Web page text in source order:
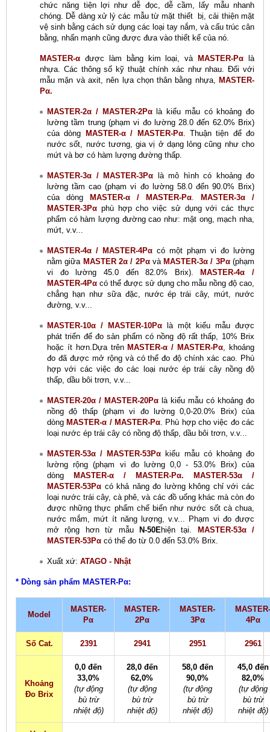
chức năng tiện lợi như dễ đọc, dễ cầm, lấy mẫu nhanh
chóng. Dễ dàng xử lý các mẫu từ mặt thiết bị, cải thiện mặt
vệ sinh bằng cách sử dụng các loại tay nắm, và cấu trúc cân
bằng, nhấn mạnh cũng được đưa vào thiết kế của nó.
MASTER-α được làm bằng kim loại, và MASTER-Pα là
nhựa. Các thông số kỹ thuật chính xác như nhau. Đối với
mẫu mặn và axit, nên lựa chọn thân bằng nhựa, MASTER-
Pα.
MASTER-2α / MASTER-2Pαlà kiểu mẫu có khoảng đo
lường tầm trung (phạm vi đo lường 28.0 đến 62.0% Brix)
của dòng
MASTER-α / MASTER-Pα. Thuận tiện để đo
nước sốt, nước tương, gia vị ở dạng lỏng cũng như cho
mứt và bơ có hàm lượng đường thấp.
MASTER-3α / MASTER-3Pα là mô hình có khoảng đo
lường tầm cao (phạm vi đo lường 58.0 đến 90.0% Brix)
của dòng
MASTER-α / MASTER-Pα.
MASTER-3α /
MASTER-3Pα phù hợp cho việc sử dụng với các thực
phẩm có hàm lượng đường cao như: mật ong, mạch nha,
mứt, v.v...
MASTER-4α / MASTER-4Pα có một phạm vi đo lường
nằm giữa MASTER 2α / 2Pαvà MASTER-3α / 3Pα(phạm
vi đo lường 45.0 đến 82.0% Brix).
MASTER-4α /
MASTER-4Pα có thể được sử dụng cho mẫu nồng độ cao,
chẳng hạn như sữa đặc, nước ép trái cây, mứt, nước
đường, v.v...
MASTER-10α / MASTER-10Pα là một kiểu mẫu được
phát triển để đo sản phẩm có nồng độ rất thấp, 10% Brix
hoặc ít hơn.Dựa trên MASTER-α / MASTER-Pα, khoảng
đo đã được mở rộng và có thể đo độ chính xác cao. Phù
hợp với các việc đo các loại nước ép trái cây nồng độ
thấp, dầu bôi trơn, v.v...
MASTER-20α / MASTER-20Pα là kiểu mẫu có khoảng đo
nồng độ thấp (phạm vi đo lường 0,0-20.0% Brix) của
dòng MASTER-α / MASTER-Pα. Phù hợp cho việc đo các
loại nước ép trái cây có nồng độ thấp, dầu bôi trơn, v.v...
MASTER-53α / MASTER-53Pα kiểu mẫu có khoảng đo
lường rộng (phạm vi đo lường 0,0 - 53.0% Brix) của
dòng
MASTER-α / MASTER-Pα. MASTER-53α /
MASTER-53Pα có khả năng đo lường không chỉ với các
loại nước trái cây, cà phê, và các đồ uống khác mà còn đo
được những thực phẩm chế biến như nước sốt cà chua,
nước mắm, mứt ít năng lượng, v.v... Phạm vi đo được
mở rộng hơn từ mẫu
N-50Ehiện tại.
MASTER-53α /
MASTER-53Pα có thể đo từ 0.0 đến 53.0% Brix.
Xuất xứ: ATAGO - Nhật
* Dòng sản phẩm MASTER-Pα:
Model
MASTER-
Pα
MASTER-
2Pα
MASTER-
3Pα
MASTER-
4Pα
Số Cat. 2391 2941 2951 2961
Khoảng
Đo Brix
0,0 đến
33,0%
(tự động
bù trừ
nhiệt độ)
28,0 đến
62,0%
(tự động
bù trừ
nhiệt độ)
58,0 đến
90,0%
(tự động
bù trừ
nhiệt độ)
45,0 đến
82,0%
(tự động
bù trừ
nhiệt độ)